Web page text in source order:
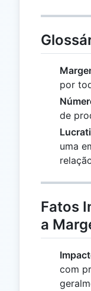
por
de
uma
Fatos
a
com